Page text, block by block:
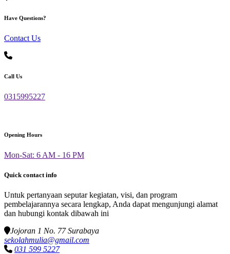
Have Questions?
Contact Us
Call Us
0315995227
Opening Hours
Mon-Sat: 6 AM - 16 PM
Quick contact info
Untuk pertanyaan seputar kegiatan, visi, dan program
pembelajarannya secara lengkap, Anda dapat mengunjungi alamat
dan hubungi kontak dibawah ini
Jojoran 1 No. 77 Surabaya
sekolahmulia@gmail.com
031 599 5227